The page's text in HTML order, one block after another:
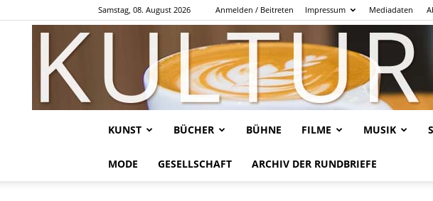
Samstag, 08. August 2026 Anmelden / Beitreten Impressum Mediadaten
KUNST BÜCHER BÜHNE FILME MUSIK
MODE GESELLSCHAFT ARCHIV DER RUNDBRIEFE